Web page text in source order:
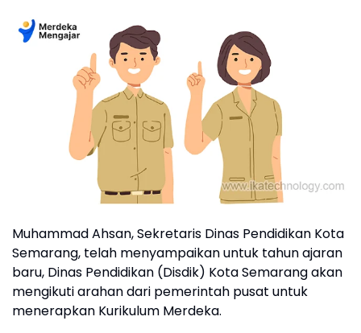
Muhammad Ahsan, Sekretaris Dinas Pendidikan Kota
Semarang, telah menyampaikan untuk tahun ajaran
baru, Dinas Pendidikan (Disdik) Kota Semarang akan
mengikuti arahan dari pemerintah pusat untuk
menerapkan Kurikulum Merdeka.